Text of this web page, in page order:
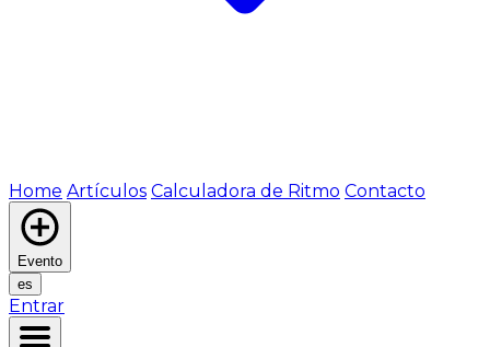
Home Artículos Calculadora de Ritmo Contacto
Evento
es
Entrar